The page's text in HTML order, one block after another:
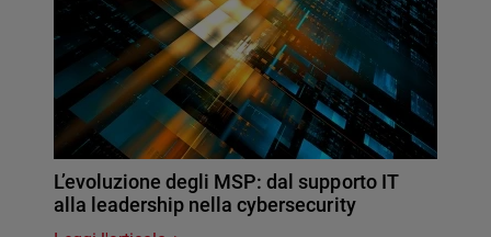
L’evoluzione degli MSP: dal supporto IT
alla leadership nella cybersecurity